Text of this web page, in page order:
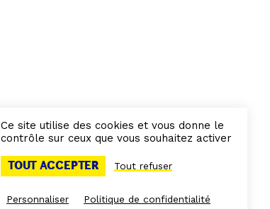
Ce site utilise des cookies et vous donne le
contrôle sur ceux que vous souhaitez activer
TOUT ACCEPTER Tout refuser
Personnaliser Politique de confidentialité